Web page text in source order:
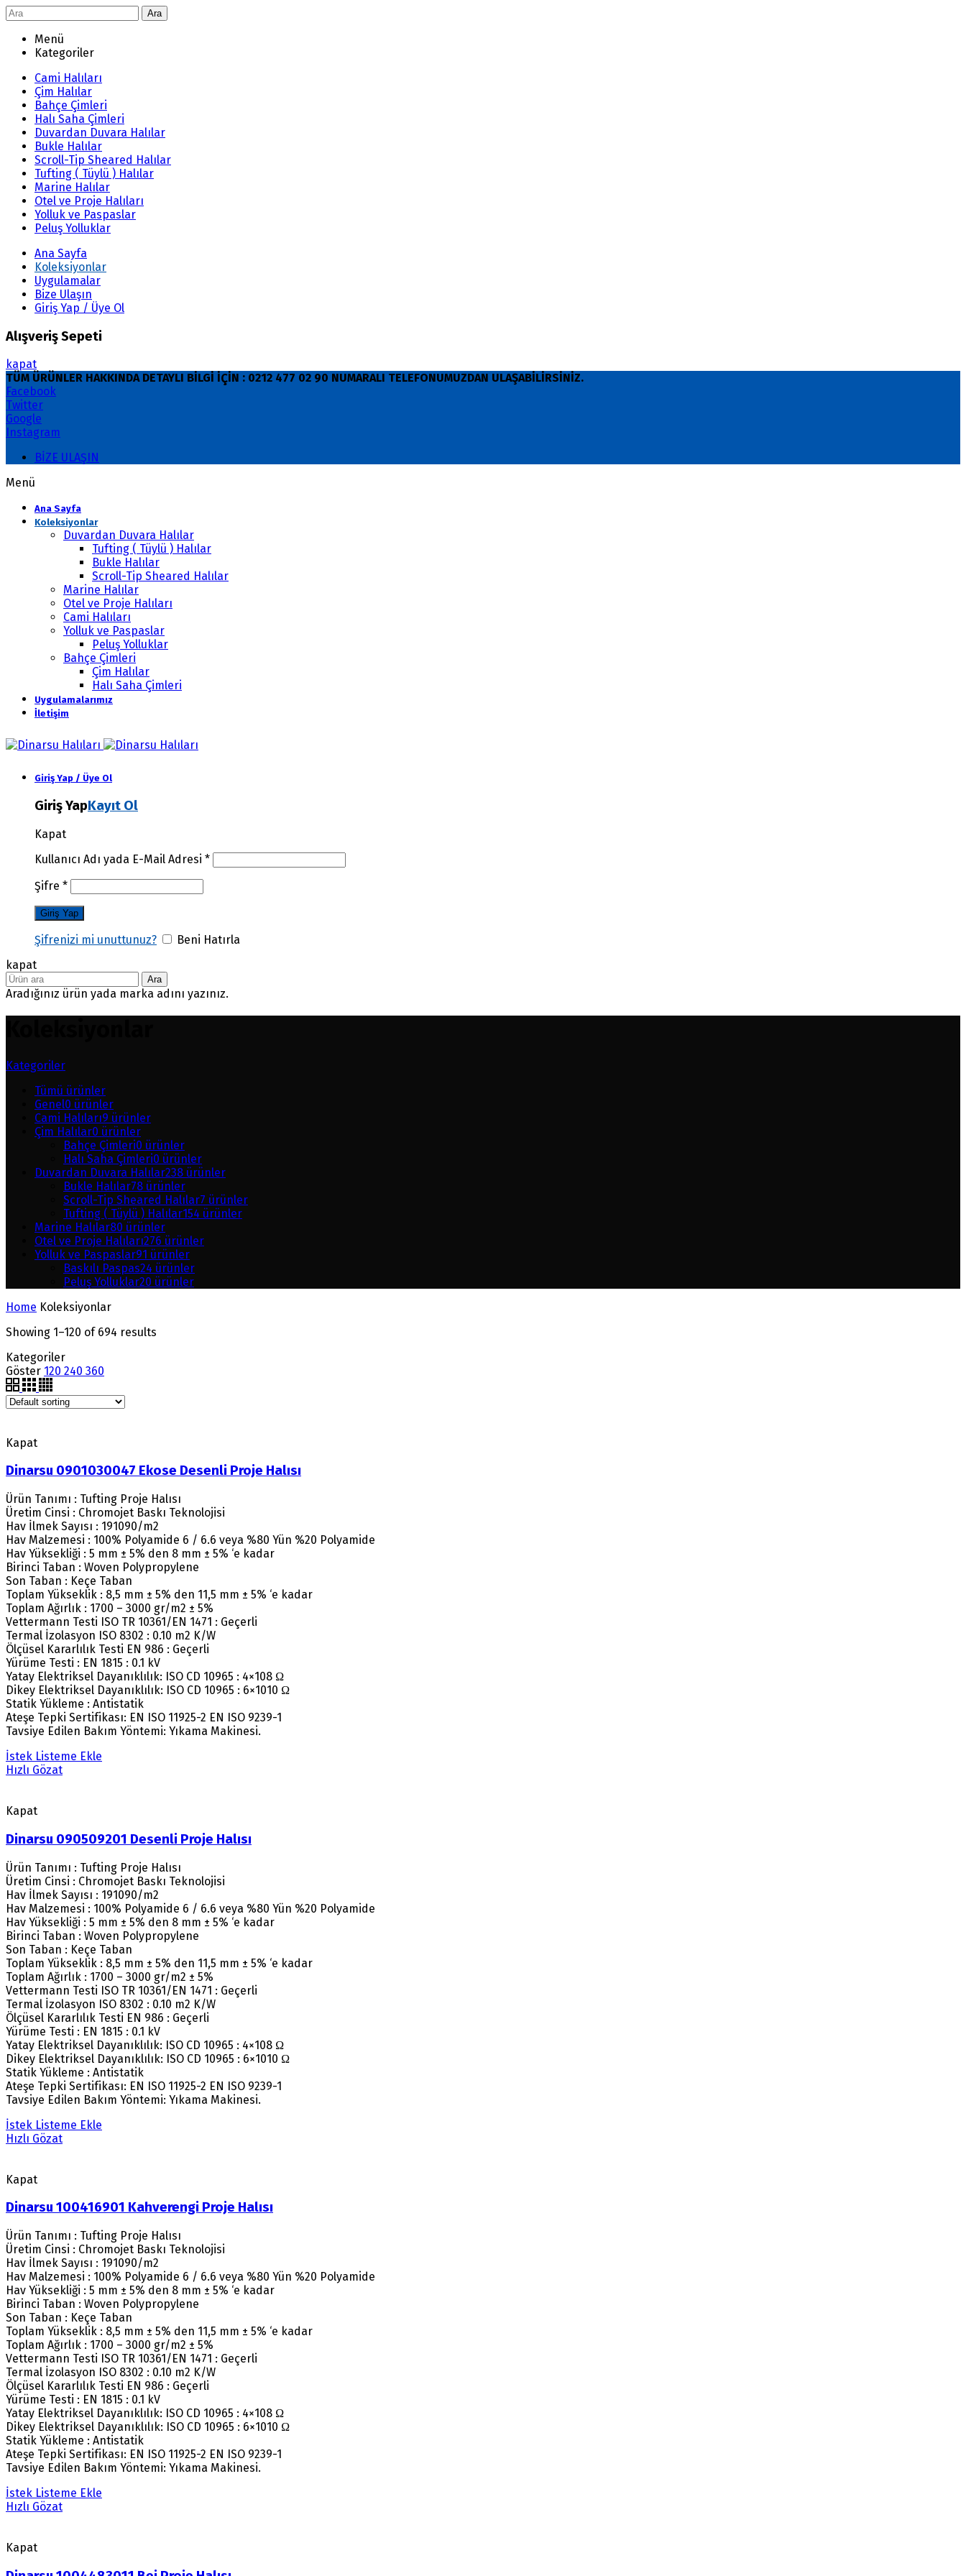
Ara
Menü
Kategoriler
Cami Halıları
Çim Halılar
Bahçe Çimleri
Halı Saha Çimleri
Duvardan Duvara Halılar
Bukle Halılar
Scroll-Tip Sheared Halılar
Tufting ( Tüylü ) Halılar
Marine Halılar
Otel ve Proje Halıları
Yolluk ve Paspaslar
Peluş Yolluklar
Ana Sayfa
Koleksiyonlar
Uygulamalar
Bize Ulaşın
Giriş Yap / Üye Ol
Alışveriş Sepeti
kapat
TÜM ÜRÜNLER HAKKINDA DETAYLI BİLGİ İÇİN : 0212 477 02 90 NUMARALI TELEFONUMUZDAN ULAŞABİLİRSİNİZ.
Facebook
Twitter
Google
Instagram
BİZE ULAŞIN
Menü
Ana Sayfa
Koleksiyonlar
Duvardan Duvara Halılar
Tufting ( Tüylü ) Halılar
Bukle Halılar
Scroll-Tip Sheared Halılar
Marine Halılar
Otel ve Proje Halıları
Cami Halıları
Yolluk ve Paspaslar
Peluş Yolluklar
Bahçe Çimleri
Çim Halılar
Halı Saha Çimleri
Uygulamalarımız
İletişim
Giriş Yap / Üye Ol
Giriş YapKayıt Ol
Kapat
Kullanıcı Adı yada E-Mail Adresi *
Şifre *
Şifrenizi mi unuttunuz?
Beni Hatırla
kapat
Ara
Aradığınız ürün yada marka adını yazınız.
Kategoriler
Tümü ürünler
Genel0 ürünler
Cami Halıları9 ürünler
Çim Halılar0 ürünler
Bahçe Çimleri0 ürünler
Halı Saha Çimleri0 ürünler
Duvardan Duvara Halılar238 ürünler
Bukle Halılar78 ürünler
Scroll-Tip Sheared Halılar7 ürünler
Tufting ( Tüylü ) Halılar154 ürünler
Marine Halılar80 ürünler
Otel ve Proje Halıları276 ürünler
Yolluk ve Paspaslar91 ürünler
Baskılı Paspas24 ürünler
Peluş Yolluklar20 ürünler
Home Koleksiyonlar
Showing 1–120 of 694 results
Kategoriler
Göster 120 240 360
Kapat
Dinarsu 0901030047 Ekose Desenli Proje Halısı
Ürün Tanımı : Tufting Proje Halısı
Üretim Cinsi : Chromojet Baskı Teknolojisi
Hav İlmek Sayısı : 191090/m2
Hav Malzemesi : 100% Polyamide 6 / 6.6 veya %80 Yün %20 Polyamide
Hav Yüksekliği : 5 mm ± 5% den 8 mm ± 5% ‘e kadar
Birinci Taban : Woven Polypropylene
Son Taban : Keçe Taban
Toplam Yükseklik : 8,5 mm ± 5% den 11,5 mm ± 5% ‘e kadar
Toplam Ağırlık : 1700 – 3000 gr/m2 ± 5%
Vettermann Testi ISO TR 10361/EN 1471 : Geçerli
Termal İzolasyon ISO 8302 : 0.10 m2 K/W
Ölçüsel Kararlılık Testi EN 986 : Geçerli
Yürüme Testi : EN 1815 : 0.1 kV
Yatay Elektriksel Dayanıklılık: ISO CD 10965 : 4×108 Ω
Dikey Elektriksel Dayanıklılık: ISO CD 10965 : 6×1010 Ω
Statik Yükleme : Antistatik
Ateşe Tepki Sertifikası: EN ISO 11925-2 EN ISO 9239-1
Tavsiye Edilen Bakım Yöntemi: Yıkama Makinesi.
İstek Listeme Ekle
Hızlı Gözat
Kapat
Dinarsu 090509201 Desenli Proje Halısı
Ürün Tanımı : Tufting Proje Halısı
Üretim Cinsi : Chromojet Baskı Teknolojisi
Hav İlmek Sayısı : 191090/m2
Hav Malzemesi : 100% Polyamide 6 / 6.6 veya %80 Yün %20 Polyamide
Hav Yüksekliği : 5 mm ± 5% den 8 mm ± 5% ‘e kadar
Birinci Taban : Woven Polypropylene
Son Taban : Keçe Taban
Toplam Yükseklik : 8,5 mm ± 5% den 11,5 mm ± 5% ‘e kadar
Toplam Ağırlık : 1700 – 3000 gr/m2 ± 5%
Vettermann Testi ISO TR 10361/EN 1471 : Geçerli
Termal İzolasyon ISO 8302 : 0.10 m2 K/W
Ölçüsel Kararlılık Testi EN 986 : Geçerli
Yürüme Testi : EN 1815 : 0.1 kV
Yatay Elektriksel Dayanıklılık: ISO CD 10965 : 4×108 Ω
Dikey Elektriksel Dayanıklılık: ISO CD 10965 : 6×1010 Ω
Statik Yükleme : Antistatik
Ateşe Tepki Sertifikası: EN ISO 11925-2 EN ISO 9239-1
Tavsiye Edilen Bakım Yöntemi: Yıkama Makinesi.
İstek Listeme Ekle
Hızlı Gözat
Kapat
Dinarsu 100416901 Kahverengi Proje Halısı
Ürün Tanımı : Tufting Proje Halısı
Üretim Cinsi : Chromojet Baskı Teknolojisi
Hav İlmek Sayısı : 191090/m2
Hav Malzemesi : 100% Polyamide 6 / 6.6 veya %80 Yün %20 Polyamide
Hav Yüksekliği : 5 mm ± 5% den 8 mm ± 5% ‘e kadar
Birinci Taban : Woven Polypropylene
Son Taban : Keçe Taban
Toplam Yükseklik : 8,5 mm ± 5% den 11,5 mm ± 5% ‘e kadar
Toplam Ağırlık : 1700 – 3000 gr/m2 ± 5%
Vettermann Testi ISO TR 10361/EN 1471 : Geçerli
Termal İzolasyon ISO 8302 : 0.10 m2 K/W
Ölçüsel Kararlılık Testi EN 986 : Geçerli
Yürüme Testi : EN 1815 : 0.1 kV
Yatay Elektriksel Dayanıklılık: ISO CD 10965 : 4×108 Ω
Dikey Elektriksel Dayanıklılık: ISO CD 10965 : 6×1010 Ω
Statik Yükleme : Antistatik
Ateşe Tepki Sertifikası: EN ISO 11925-2 EN ISO 9239-1
Tavsiye Edilen Bakım Yöntemi: Yıkama Makinesi.
İstek Listeme Ekle
Hızlı Gözat
Kapat